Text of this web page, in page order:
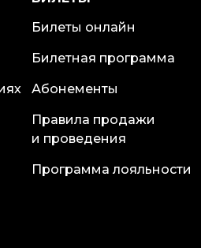
Билеты онлайн
Билетная программа
Абонементы
Правила продажи
и проведения
Программа лояльности